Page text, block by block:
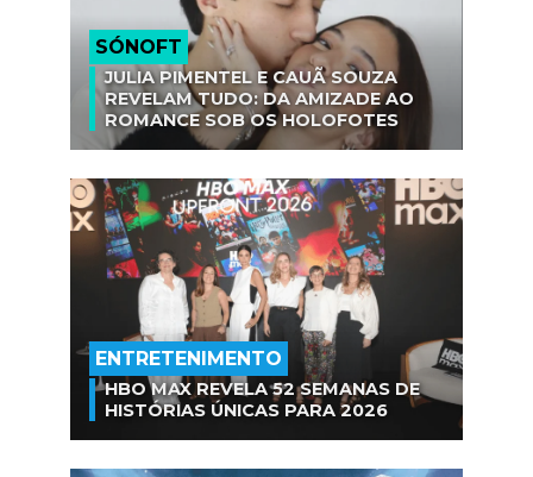
SÓNOFT
JULIA PIMENTEL E CAUÃ SOUZA
REVELAM TUDO: DA AMIZADE AO
ROMANCE SOB OS HOLOFOTES
ENTRETENIMENTO
HBO MAX REVELA 52 SEMANAS DE
HISTÓRIAS ÚNICAS PARA 2026